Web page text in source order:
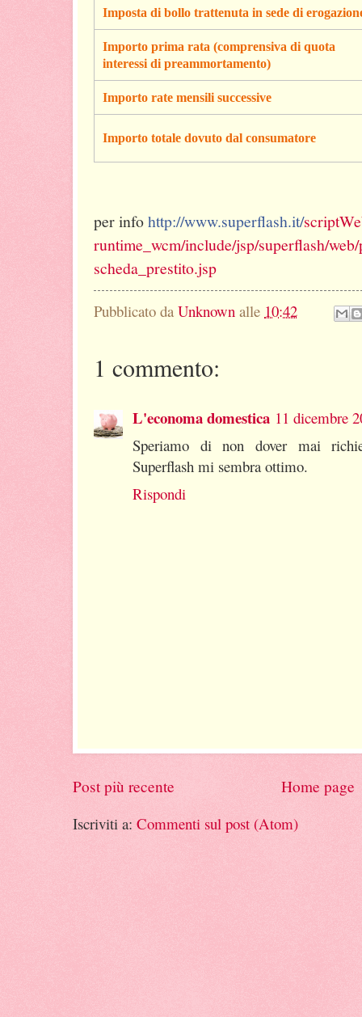
Imposta di bollo trattenuta in sede di
Importo prima rata (comprensiva di quota
interessi di preammortamento)
Importo rate mensili successive
Importo totale dovuto dal consumatore
per infohttp://www.superflash.it/
runtime_wcm/include/jsp/superflash/web/
scheda_prestito.jsp
Pubblicato da Unknown alle 10:42
1 commento:
L'economa domestica 11 dicembre
Speriamo di non dover mai
Superflash mi sembra ottimo.
Rispondi
Post più recente
Home page
Iscriviti a: Commenti sul post (Atom)